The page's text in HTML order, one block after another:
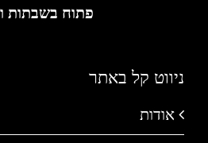
פתוח בשבתות
ניווט קל באתר
אודות